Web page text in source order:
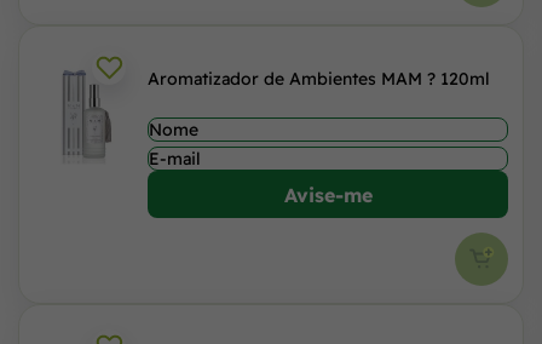
Aromatizador de Ambientes MAM ? 120ml
Avise-me